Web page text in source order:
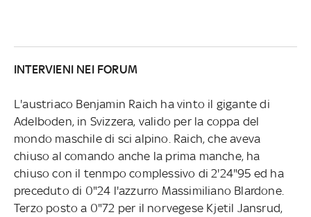
INTERVIENI NEI FORUM
L'austriaco Benjamin Raich ha vinto il gigante di
Adelboden, in Svizzera, valido per la coppa del
mondo maschile di sci alpino. Raich, che aveva
chiuso al comando anche la prima manche, ha
chiuso con il tenmpo complessivo di 2'24"95 ed ha
preceduto di 0"24 l'azzurro Massimiliano Blardone.
Terzo posto a 0"72 per il norvegese Kjetil Jansrud,